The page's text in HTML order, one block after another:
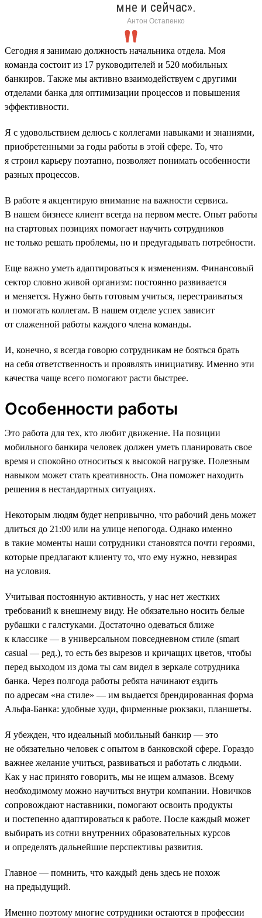
мне и сейчас».
Антон Остапенко
Сегодня я занимаю должность начальника отдела. Моя
команда состоит из 17 руководителей и 520 мобильных
банкиров. Также мы активно взаимодействуем с другими
отделами банка для оптимизации процессов и повышения
эффективности.
Я с удовольствием делюсь с коллегами навыками и знаниями,
приобретенными за годы работы в этой сфере. То, что
я строил карьеру поэтапно, позволяет понимать особенности
разных процессов.
В работе я акцентирую внимание на важности сервиса.
В нашем бизнесе клиент всегда на первом месте. Опыт работы
на стартовых позициях помогает научить сотрудников
не только решать проблемы, но и предугадывать потребности.
Еще важно уметь адаптироваться к изменениям. Финансовый
сектор словно живой организм: постоянно развивается
и меняется. Нужно быть готовым учиться, перестраиваться
и помогать коллегам. В нашем отделе успех зависит
от слаженной работы каждого члена команды.
И, конечно, я всегда говорю сотрудникам не бояться брать
на себя ответственность и проявлять инициативу. Именно эти
качества чаще всего помогают расти быстрее.
Особенности работы
Это работа для тех, кто любит движение. На позиции
мобильного банкира человек должен уметь планировать свое
время и спокойно относиться к высокой нагрузке. Полезным
навыком может стать креативность. Она поможет находить
решения в нестандартных ситуациях.
Некоторым людям будет непривычно, что рабочий день может
длиться до 21:00 или на улице непогода. Однако именно
в такие моменты наши сотрудники становятся почти героями,
которые предлагают клиенту то, что ему нужно, невзирая
на условия.
Учитывая постоянную активность, у нас нет жестких
требований к внешнему виду. Не обязательно носить белые
рубашки с галстуками. Достаточно одеваться ближе
к классике — в универсальном повседневном стиле (smart
casual — ред.), то есть без вырезов и кричащих цветов, чтобы
перед выходом из дома ты сам видел в зеркале сотрудника
банка. Через полгода работы ребята начинают ездить
по адресам «на стиле» — им выдается брендированная форма
Альфа-Банка: удобные худи, фирменные рюкзаки, планшеты.
Я убежден, что идеальный мобильный банкир — это
не обязательно человек с опытом в банковской сфере. Гораздо
важнее желание учиться, развиваться и работать с людьми.
Как у нас принято говорить, мы не ищем алмазов. Всему
необходимому можно научиться внутри компании. Новичков
сопровождают наставники, помогают освоить продукты
и постепенно адаптироваться к работе. После каждый может
выбирать из сотни внутренних образовательных курсов
и определять дальнейшие перспективы развития.
Главное — помнить, что каждый день здесь не похож
на предыдущий.
Именно поэтому многие сотрудники остаются в профессии